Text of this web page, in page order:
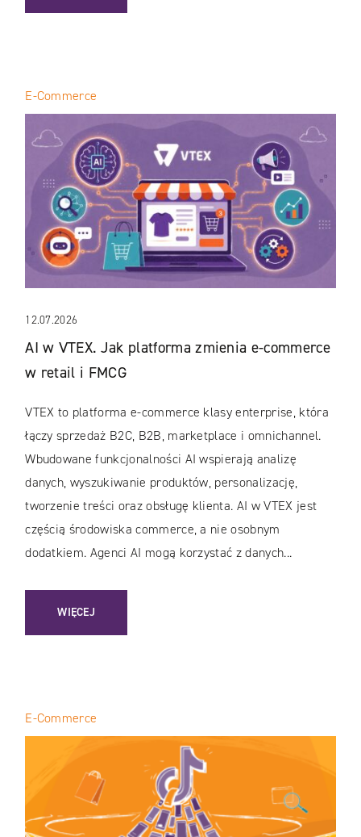
12.07.2026
AI w VTEX. Jak platforma zmienia e-commerce
w retail i FMCG
E-Commerce
VTEX to platforma e-commerce klasy enterprise, która
łączy sprzedaż B2C, B2B, marketplace i omnichannel.
Wbudowane funkcjonalności AI wspierają analizę
danych, wyszukiwanie produktów, personalizację,
tworzenie treści oraz obsługę klienta. AI w VTEX jest
częścią środowiska commerce, a nie osobnym
dodatkiem. Agenci AI mogą korzystać z danych...
WIĘCEJ
: AI W VTEX. JAK PLATFORMA ZMIENIA E-COMMERCE W
E-Commerce